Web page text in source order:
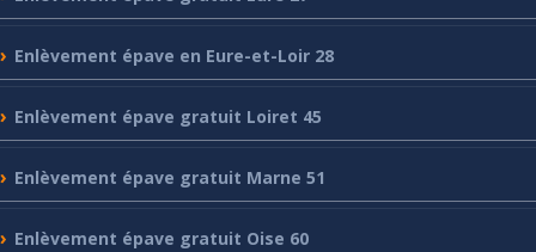
Enlèvement épave en Eure-et-Loir 28
Enlèvement épave gratuit Loiret 45
Enlèvement épave gratuit Marne 51
Enlèvement épave gratuit Oise 60